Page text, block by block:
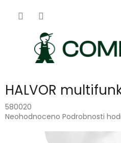
HALVOR
580020
Průměrné
Neohodnoceno Podrobnosti